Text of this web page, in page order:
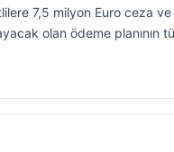
7,5 milyon Euro ceza
olan ödeme planının